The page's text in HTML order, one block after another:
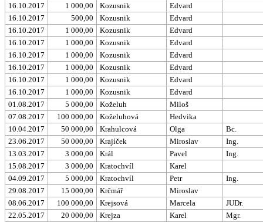
16.10.2017
1 000,00 Kozusnik
Edvard
16.10.2017
500,00 Kozusnik
Edvard
16.10.2017
1 000,00 Kozusnik
Edvard
16.10.2017
1 000,00 Kozusnik
Edvard
16.10.2017
1 000,00 Kozusnik
Edvard
16.10.2017
1 000,00 Kozusnik
Edvard
16.10.2017
1 000,00 Kozusnik
Edvard
16.10.2017
1 000,00 Kozusnik
Edvard
01.08.2017
5 000,00 Koželuh
Miloš
07.08.2017
100 000,00 Koželuhová
Hedvika
10.04.2017
50 000,00 Krahulcová Olga
Bc.
23.06.2017
50 000,00 Krajíček Miroslav
Ing.
13.03.2017
3 000,00 Král Pavel
Ing.
15.08.2017
3 000,00 Kratochvíl
Karel
04.09.2017
5 000,00 Kratochvíl Petr
Ing.
29.08.2017
15 000,00 Krčmář
Miroslav
08.06.2017
100 000,00 Krejsová Marcela
JUDr.
22.05.2017
20 000,00 Krejza Karel
Mgr.